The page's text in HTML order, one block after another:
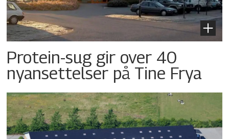
Protein-sug gir over 40
nyansettelser på Tine Frya